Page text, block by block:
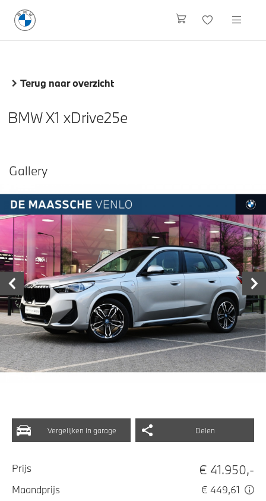
Terug naar overzicht
BMW X1 xDrive25e
Vergelijken in garage Delen
Prijs € 41.950,-
Maandprijs € 449,61
Gallery